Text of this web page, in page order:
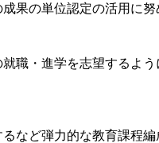
果の単位認定の活用に努
職・進学を志望するよう
など弾力的な教育課程